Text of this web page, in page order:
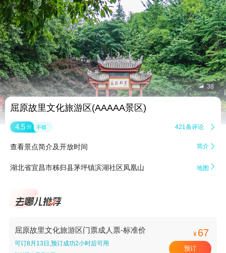
 38
屈原故里文化旅游区(AAAAA景区)
4.5 分 不错 421条评论 
查看景点简介及开放时间 简介 
湖北省宜昌市秭归县茅坪镇滨湖社区凤凰山 地图 
屈原故里文化旅游区门票成人票-标准价
可订8月13日,预订成功2小时后可用
¥ 67
预订
